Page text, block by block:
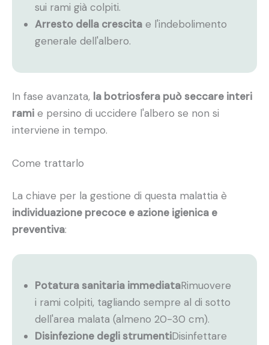
sui rami già colpiti.
Arresto della crescita e l'indebolimento
generale dell'albero.
In fase avanzata, la botriosfera può seccare interi
rami e persino di uccidere l'albero se non si
interviene in tempo.
Come trattarlo
La chiave per la gestione di questa malattia è
individuazione precoce e azione igienica e
preventiva:
Potatura sanitaria immediataRimuovere
i rami colpiti, tagliando sempre al di sotto
dell'area malata (almeno 20-30 cm).
Disinfezione degli strumentiDisinfettare